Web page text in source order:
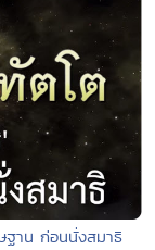
าน ก่อนนั่งสมาธิ